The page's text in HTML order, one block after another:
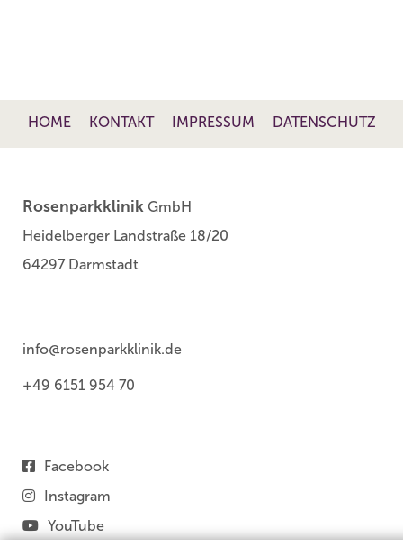
HOME KONTAKT IMPRESSUM DATENSCHUTZ
Rosenparkklinik GmbH
Heidelberger Landstraße 18/20
64297 Darmstadt
info@rosenparkklinik.de
+49 6151 954 70
Facebook
Instagram
YouTube